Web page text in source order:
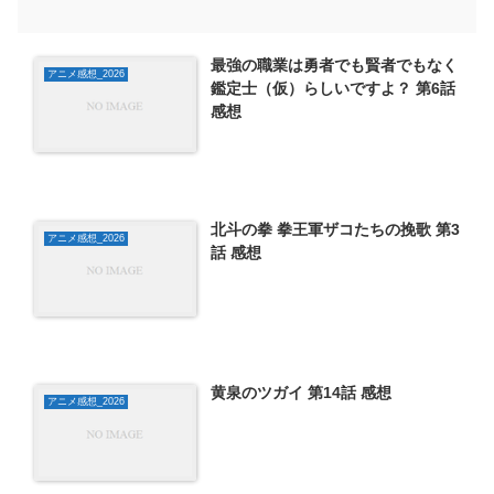
アニメ感想_2026
最強の職業は勇者でも賢者でもなく
鑑定士（仮）らしいですよ？ 第6話
感想
アニメ感想_2026
北斗の拳 拳王軍ザコたちの挽歌 第3
話 感想
アニメ感想_2026 黄泉のツガイ 第14話 感想